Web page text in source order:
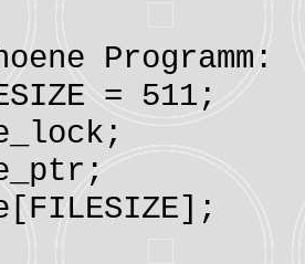
Programm:
= 511;